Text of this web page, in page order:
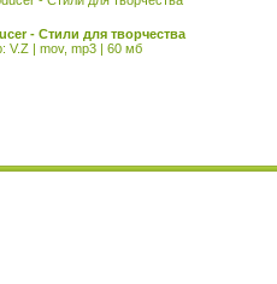
- Стили для творчества
V.Z | mov, mp3 | 60 мб